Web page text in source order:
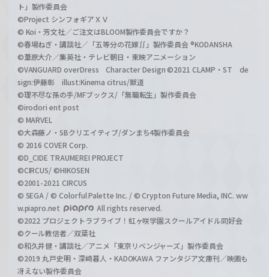
ト」製作委員会
©Project シンフォギアＸＶ
© Koi・芳文社／ご注文はBLOOM製作委員会ですか？
©春場ねぎ・講談社／「五等分の花嫁∬」製作委員会 ®KODANSHA
©葦原大介／集英社・テレビ朝日・東映アニメーション
©VANGUARD overDress Character Design ©2021 CLAMP・ST de
sign:伊藤彰 illust:Kinema citrus/獣道
©理不尽な孫の手/MFブックス/「無職転生」製作委員会
©irodori ent post
© MARVEL
©大森藤ノ・SBクリエイティブ/ダンまち4製作委員会
© 2016 COVER Corp.
©D_CIDE TRAUMEREI PROJECT
©CIRCUS/ ©HIKOSEN
©2001-2021 CIRCUS
© SEGA / © Colorful Palette Inc. / © Crypton Future Media, INC. ww
w.piapro.net
All rights reserved.
©2022 プロジェクトラブライブ！虹ヶ咲学園スクールアイドル同好会
©クール教信者／双葉社
©和久井健・講談社／アニメ「東京リベンジャーズ」製作委員会
©2019 丸戸史明・深崎暮人・KADOKAWA ファンタジア文庫刊／映画も
冴えない製作委員会